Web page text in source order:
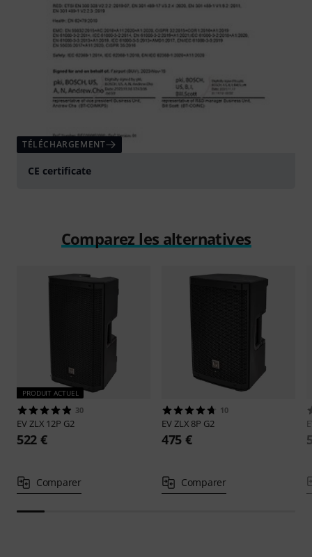
TÉLÉCHARGEMENT
CE certificate
Comparez les alternatives
PRODUIT ACTUEL
30
EVZLX 12P G2
522 €
Comparer
10
EVZLX 8P G2
475 €
Comparer